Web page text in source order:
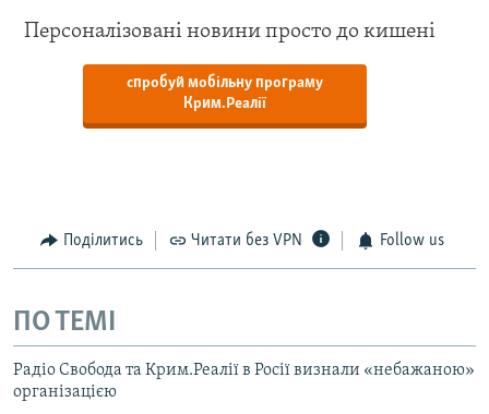
Персоналізовані новини просто до кишені
спробуй мобільну програму
Крим.Реалії
Поділитись Читати без VPN Follow us
ПО ТЕМІ
Радіо Свобода та Крим.Реалії в Росії визнали «небажаною»
організацією